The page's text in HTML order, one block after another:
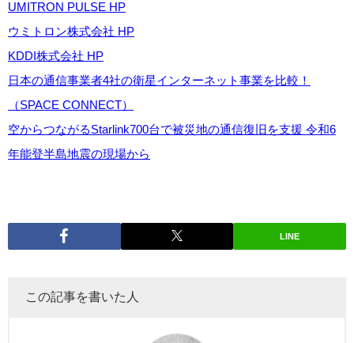
UMITRON PULSE HP
ウミトロン株式会社 HP
KDDI株式会社 HP
日本の通信事業者4社の衛星インターネット事業を比較！
（SPACE CONNECT）
空からつながるStarlink700台で被災地の通信復旧を支援 令和6
年能登半島地震の現場から
LINE
この記事を書いた人